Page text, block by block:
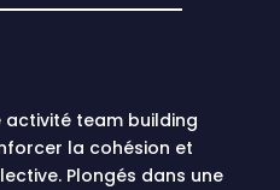
activité team building
la cohésion et
Plongés dans une